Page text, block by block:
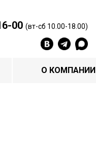
00 (вт-сб 10.00-18.00)
О КОМПАНИИ